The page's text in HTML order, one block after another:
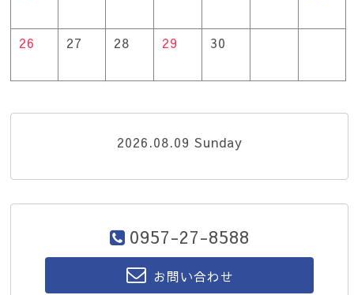
26 27 28 29 30
2026.08.09 Sunday
0957-27-8588
お問い合わせ